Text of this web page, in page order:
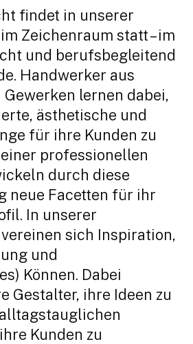
findet in unserer
Zeichenraum statt – im
und berufsbegleitend
Handwerker aus
lernen dabei,
ästhetische und
für ihre Kunden zu
professionellen
durch diese
neue Facetten für ihr
In unserer
sich Inspiration,
und
Können. Dabei
Gestalter, ihre Ideen zu
Kunden zu